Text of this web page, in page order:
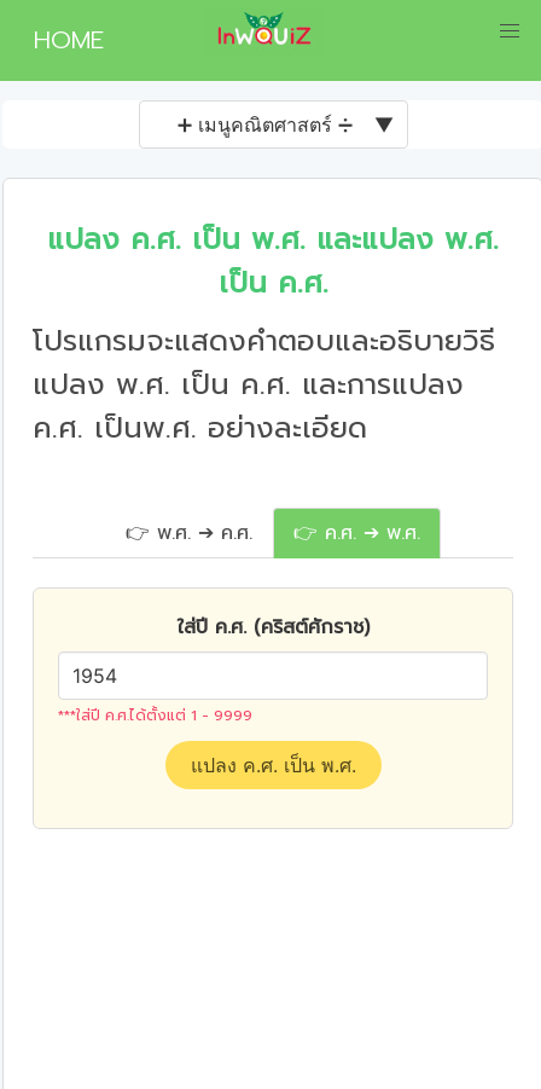
HOME
➕ เมนูคณิตศาสตร์ ➗ ▼
แปลง ค.ศ. เป็น พ.ศ. และแปลง พ.ศ.
เป็น ค.ศ.
โปรแกรมจะแสดงคำตอบและอธิบายวิธี
แปลง พ.ศ. เป็น ค.ศ. และการแปลง
ค.ศ. เป็นพ.ศ. อย่างละเอียด
👉 พ.ศ. ➔ ค.ศ. 👉 ค.ศ. ➔ พ.ศ.
ใส่ปี ค.ศ. (คริสต์ศักราช)
***ใส่ปี ค.ศ.ได้ตั้งแต่ 1 - 9999
แปลง ค.ศ. เป็น พ.ศ.